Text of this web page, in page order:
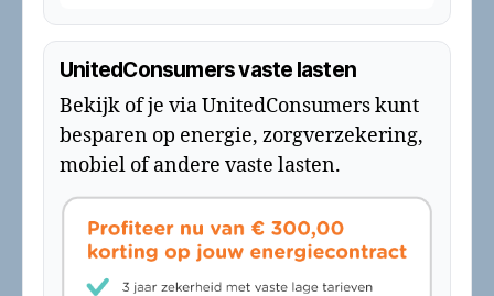
UnitedConsumers vaste lasten
Bekijk of je via UnitedConsumers kunt
besparen op energie, zorgverzekering,
mobiel of andere vaste lasten.